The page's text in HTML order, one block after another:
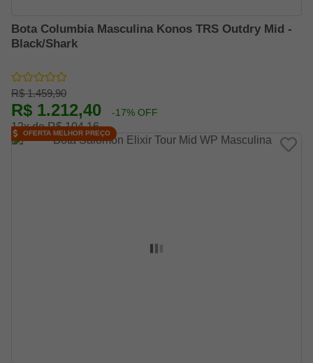
Bota Columbia Masculina Konos TRS Outdry Mid -
Black/Shark
R$ 1.459,90
R$ 1.212,40 -17% OFF
12x de R$ 104,16
OFERTA MELHOR PREÇO